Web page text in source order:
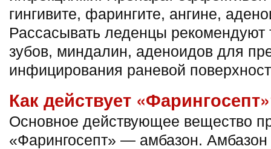
гингивите, фарингите, ангине,
Рассасывать леденцы рекомендуют
зубов, миндалин, аденоидов для
инфицирования раневой
Как действует
Основное действующее вещество
«Фарингосепт» — амбазон. Амбазон